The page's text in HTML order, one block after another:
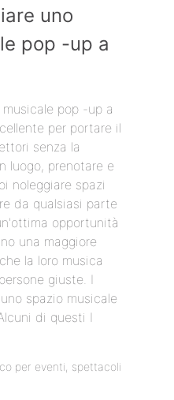
uno
pop -up a
pop -up a
per portare il
senza la
luogo, prenotare e
noleggiare spazi
da qualsiasi parte
opportunità
una maggiore
la loro musica
giuste. I
spazio musicale
di questi I
per eventi, spettacoli